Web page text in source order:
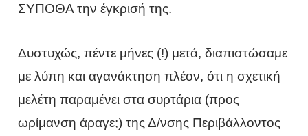
ΣΥΠΟΘΑ την έγκρισή της.
Δυστυχώς, πέντε μήνες (!) μετά, διαπιστώσαμε
με λύπη και αγανάκτηση πλέον, ότι η σχετική
μελέτη παραμένει στα συρτάρια (προς
ωρίμανση άραγε;) της Δ/νσης Περιβάλλοντος